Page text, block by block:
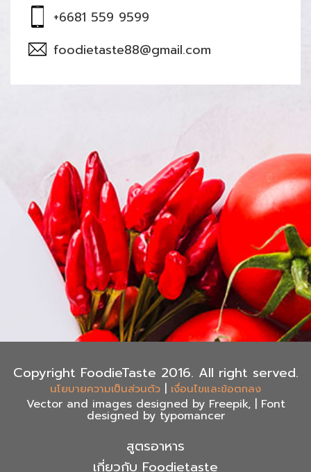
+6681 559 9599
foodietaste88@gmail.com
Copyright FoodieTaste 2016. All right served.
นโยบายความเป็นส่วนตัว | เงื่อนไขและข้อตกลง
Vector and images designed by Freepik, | Font
designed by typomancer
สูตรอาหาร
เกี่ยวกับ Foodietaste